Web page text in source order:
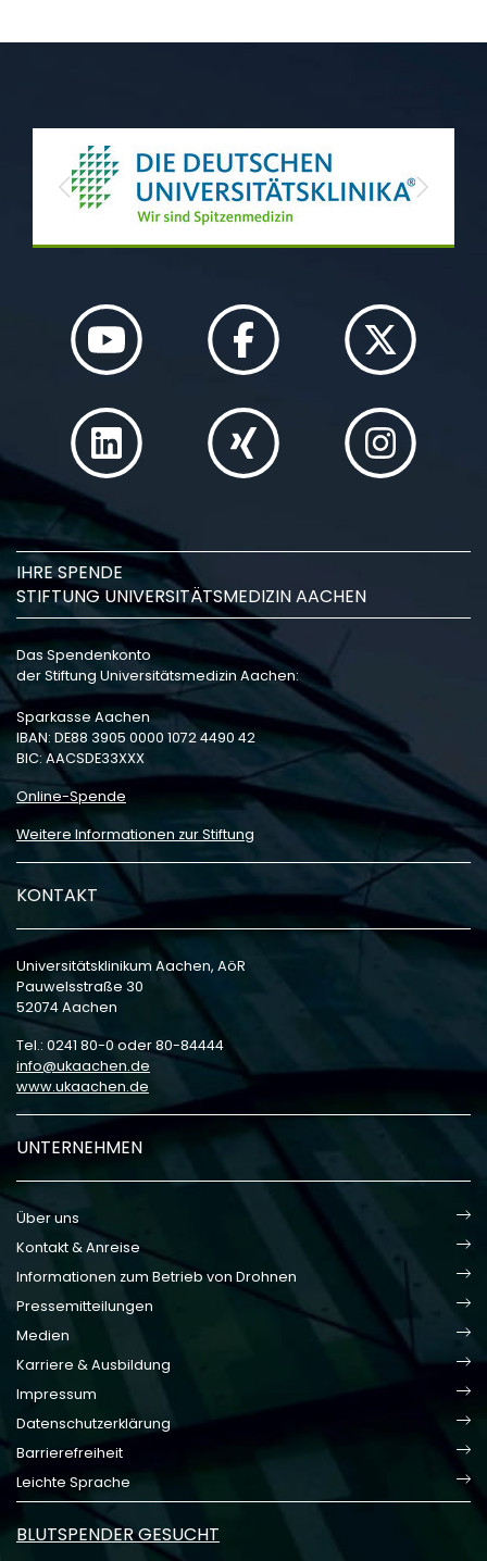
Previous Next
IHRE SPENDE
STIFTUNG UNIVERSITÄTSMEDIZIN AACHEN
Das Spendenkonto
der Stiftung Universitätsmedizin Aachen:
Sparkasse Aachen
IBAN: DE88 3905 0000 1072 4490 42
BIC: AACSDE33XXX
Online-Spende
Weitere Informationen zur Stiftung
KONTAKT
Universitätsklinikum Aachen, AöR
Pauwelsstraße 30
52074 Aachen
Tel.: 0241 80-0 oder 80-84444
info
ukaachen de
www.ukaachen.de
UNTERNEHMEN
Über uns
Kontakt & Anreise
Informationen zum Betrieb von Drohnen
Pressemitteilungen
Medien
Karriere & Ausbildung
Impressum
Datenschutzerklärung
Barrierefreiheit
Leichte Sprache
BLUTSPENDER GESUCHT